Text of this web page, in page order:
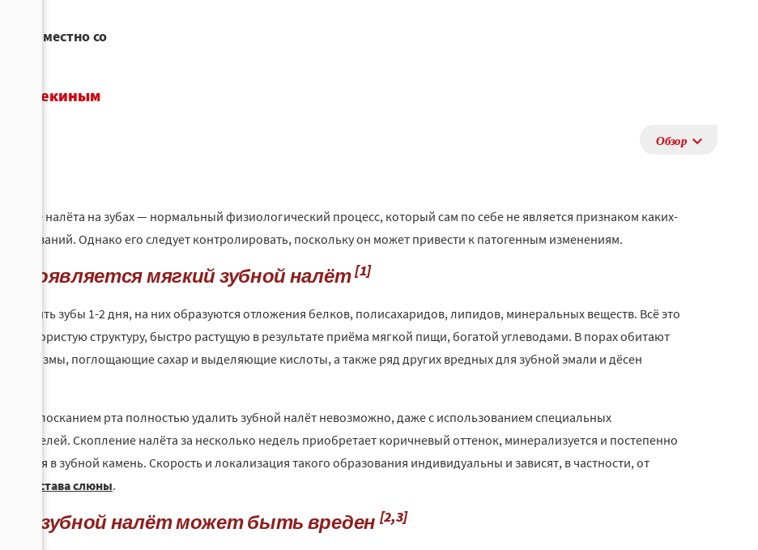
совместно со
Щекиным
Обзор
налёта на зубах — нормальный физиологический процесс, который сам по себе не является признаком каких-
заболеваний. Однако его следует контролировать, поскольку он может привести к патогенным изменениям.
появляется мягкий зубной налёт[1]
не чистить зубы 1-2 дня, на них образуются отложения белков, полисахаридов, липидов, минеральных веществ. Всё это
пористую структуру, быстро растущую в результате приёма мягкой пищи, богатой углеводами. В порах обитают
поглощающие сахар и выделяющие кислоты, а также ряд других вредных для зубной эмали и дёсен
полосканием рта полностью удалить зубной налёт невозможно, даже с использованием специальных
Скопление налёта за несколько недель приобретает коричневый оттенок, минерализуется и постепенно
в зубной камень. Скорость и локализация такого образования индивидуальны и зависят, в частности, от
состава слюны.
зубной налёт может быть вреден [2,3]